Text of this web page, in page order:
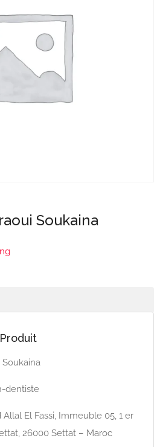
Soukaina
Soukaina
dentiste
El Fassi, Immeuble 05, 1 er
26000 Settat – Maroc